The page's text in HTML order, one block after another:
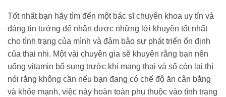
Tốt nhất bạn hãy tìm đến một bác sĩ chuyên khoa uy tín và
đáng tin tưởng để nhận được những lời khuyên tốt nhất
cho tình trạng của mình và đảm bảo sự phát triển ổn định
của thai nhi. Một vài chuyên gia sẽ khuyên rằng bạn nên
uống vitamin bổ sung trước khi mang thai và số còn lại thì
nói rằng không cần nếu bạn đang có chế độ ăn cân bằng
và khỏe mạnh, việc này hoàn toàn phụ thuộc vào tình trạng